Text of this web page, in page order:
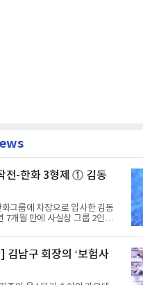
전-한화 3형제 ① 김동
에 수석부회장 … 경영승
그룹에 차장으로 입사한 김동
7개월 만에 사실상 그룹 2인자
김남구 회장의 ‘보험사